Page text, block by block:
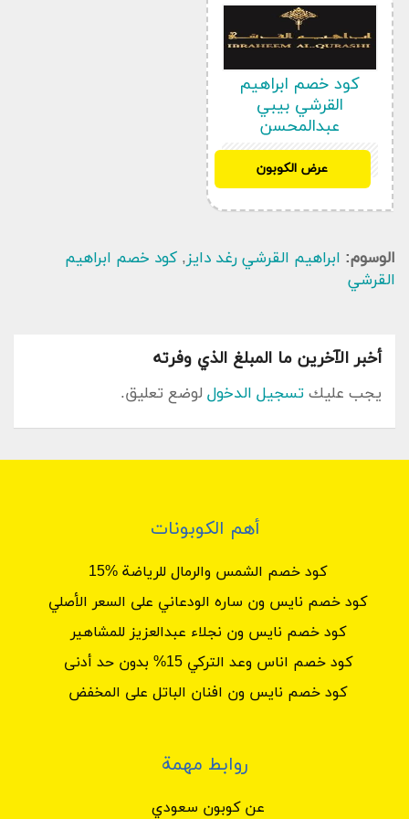
أهم تصنيفات و أقسام ابراهيم القرشي
جميع العطور
مجموعة المسك
مجموعة دوز
مجموعة توق
مجموعة الاحجار الكريمة
مجموعة الوفية
هذه التخفيضات و أكواد الخصم تقوم الشركة على
نشرها في المتجر نفسه أو في صفحاتها على صفحات
التواصل الإجتماعي .و نعمل بجمع هذه أكواد الخصم
أول بأول لعرض أخر هذه الأكواد التخفيضية و العروض
هنا على منصتنا كوبون سعودي لتتمكن من الإستفادة
يقدم كود ابراهيم القرشي خصم حصري على أخر
العصرية المبتكرة و مجموعة المسك الخاص ومجموعة
كود خصم ابراهيم
القرشي بيبي
عبدالمحسن
عرض الكوبون
الوسوم: ابراهيم القرشي رغد دايز, كود خصم ابراهيم
القرشي
أخبر الآخرين ما المبلغ الذي وفرته
يجب عليك تسجيل الدخول لوضع تعليق.
أهم الكوبونات
كود خصم الشمس والرمال للرياضة %15
كود خصم نايس ون ساره الودعاني على السعر الأصلي
كود خصم نايس ون نجلاء عبدالعزيز للمشاهير
كود خصم اناس وعد التركي 15% بدون حد أدنى
كود خصم نايس ون افنان الباتل على المخفض
روابط مهمة
عن كوبون سعودي